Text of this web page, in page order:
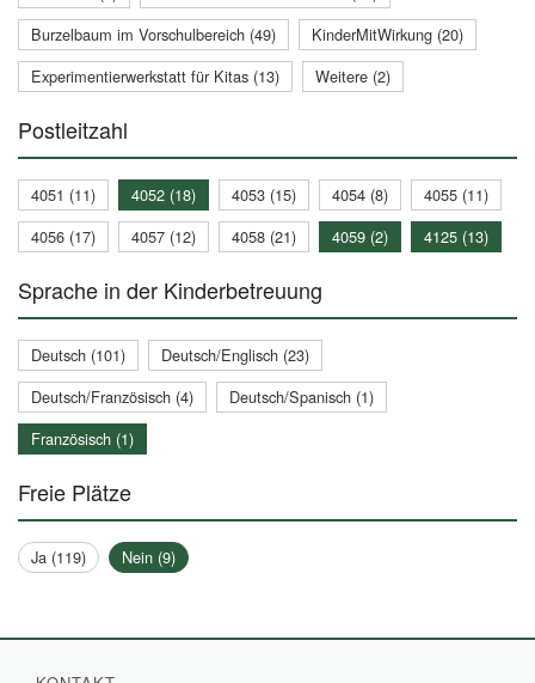
Burzelbaum im Vorschulbereich (49)
KinderMitWirkung (20)
Experimentierwerkstatt für Kitas (13)
Weitere (2)
Postleitzahl
4051 (11) 4052 (18) 4053 (15) 4054 (8)
4055 (11)
4056 (17)
4057 (12) 4058 (21) 4059 (2) 4125 (13)
Sprache in der Kinderbetreuung
Deutsch (101)
Deutsch/Englisch (23)
Deutsch/Französisch (4)
Deutsch/Spanisch (1)
Französisch (1)
Freie Plätze
Ja (119) Nein (9)